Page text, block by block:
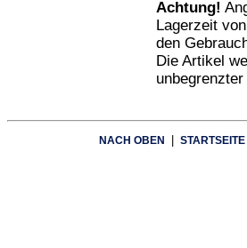
Achtung!
Lagerzeit
den
Die Artikel
NACH OBEN STARTSEITE